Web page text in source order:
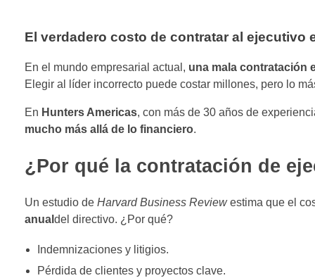
El verdadero costo de contratar al ejecutivo
En el mundo empresarial actual, una mala contratación
Elegir al líder incorrecto puede costar millones, pero lo
En Hunters Americas, con más de 30 años de
mucho más allá de lo financiero.
¿Por qué la contratación de
Un estudio de Harvard Business Reviewestima que el
anual del directivo. ¿Por qué?
Indemnizaciones y litigios.
Pérdida de clientes y proyectos clave.